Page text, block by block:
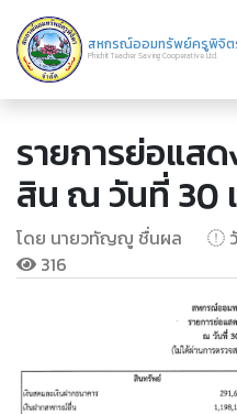
สหกรณ์ออมทรัพย์ครูพิจิต
Phichit Teacher Saving Cooperative Ltd.
รายการย่อแส
สิน ณ วันที่ 30
โดย นายวทัญญู ชื่นผล
316